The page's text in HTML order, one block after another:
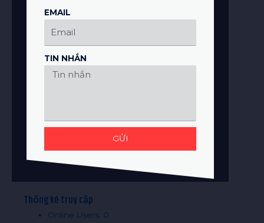
EMAIL
TIN NHẮN
GỬI
Thống kê truy cập
Online Users: 0